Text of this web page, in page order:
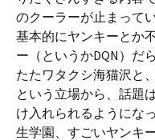
のクーラーが止まって
基本的にヤンキーとか
ー（というかDQN）だ
たたワタクシ海猫沢と
という立場から、話題
け入れられるようにな
生学園、すごいヤンキ